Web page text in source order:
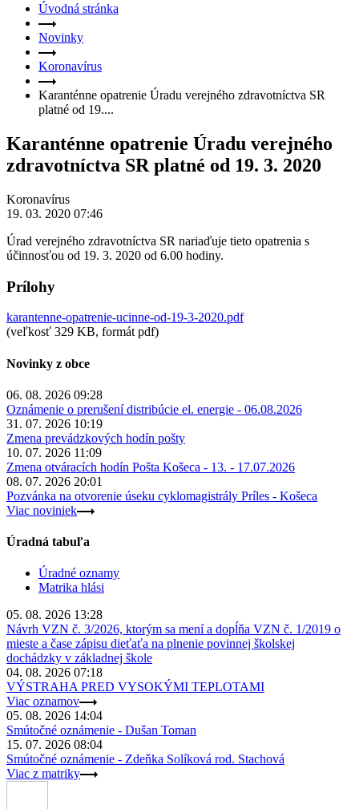
Úvodná stránka
Novinky
Koronavírus
Karanténne opatrenie Úradu verejného zdravotníctva SR
platné od 19....
Karanténne opatrenie Úradu verejného
zdravotníctva SR platné od 19. 3. 2020
Koronavírus
19. 03. 2020 07:46
Úrad verejného zdravotníctva SR nariaďuje tieto opatrenia s
účinnosťou od 19. 3. 2020 od 6.00 hodiny.
Prílohy
karantenne-opatrenie-ucinne-od-19-3-2020.pdf
(veľkosť 329 KB, formát pdf)
Novinky z obce
06. 08. 2026 09:28
Oznámenie o prerušení distribúcie el. energie - 06.08.2026
31. 07. 2026 10:19
Zmena prevádzkových hodín pošty
10. 07. 2026 11:09
Zmena otváracích hodín Pošta Košeca - 13. - 17.07.2026
08. 07. 2026 20:01
Pozvánka na otvorenie úseku cyklomagistrály Príles - Košeca
Viac noviniek
Úradná tabuľa
Úradné oznamy
Matrika hlási
05. 08. 2026 13:28
Návrh VZN č. 3/2026, ktorým sa mení a dopĺňa VZN č. 1/2019 o
mieste a čase zápisu dieťaťa na plnenie povinnej školskej
dochádzky v základnej škole
04. 08. 2026 07:18
VÝSTRAHA PRED VYSOKÝMI TEPLOTAMI
Viac oznamov
05. 08. 2026 14:04
Smútočné oznámenie - Dušan Toman
15. 07. 2026 08:04
Smútočné oznámenie - Zdeňka Solíková rod. Stachová
Viac z matriky